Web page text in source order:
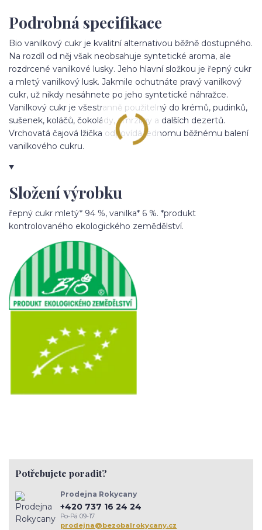
Podrobná specifikace
Bio vanilkový cukr je kvalitní alternativou běžně dostupného.
Na rozdíl od něj však neobsahuje syntetické aroma, ale
rozdrcené vanilkové lusky. Jeho hlavní složkou je řepný cukr
a mletý vanilkový lusk. Jakmile ochutnáte pravý vanilkový
cukr, už nikdy nesáhnete po jeho syntetické náhražce.
Vanilkový cukr je všestranně použitelný do krémů, pudinků,
sušenek, koláčů, čokolády, zmrzliny a dalších dezertů.
Vrchovatá čajová lžička odpovídá jednomu běžnému balení
vanilkového cukru.
Složení výrobku
řepný cukr mletý* 94 %, vanilka* 6 %. *produkt
kontrolovaného ekologického zemědělství.
Potřebujete poradit?
Prodejna Rokycany
+420 737 16 24 24
Po-Pá 09-17
prodejna@bezobalrokycany.cz